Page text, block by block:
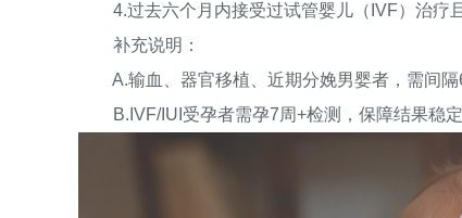
4.过去六个月内接受过试管婴儿（IVF）治疗且
补充说明：
A.输血、器官移植、近期分娩男婴者，需间隔
B.IVF/IUI受孕者需孕7周+检测，保障结果稳定